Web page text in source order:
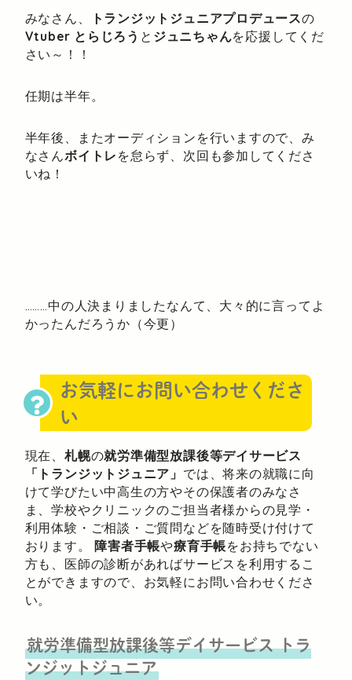
みなさん、 トランジットジュニアプロデュースの
Vtuber とらじろう と ジュニちゃんを応援してくだ
さい～！！
任期は半年。
半年後、またオーディションを行いますので、み
なさんボイトレ を怠らず、次回も参加してくださ
いね！
………中の人決まりましたなんて、大々的に言ってよ
かったんだろうか（今更）
お気軽にお問い合わせくださ
い
現在、 札幌の就労準備型放課後等デイサービス
「トランジットジュニア」 では、将来の就職に向
けて学びたい中高生の方やその保護者のみなさ
ま、学校やクリニックのご担当者様からの見学・
利用体験・ご相談・ご質問などを随時受け付けて
おります。 障害者手帳や療育手帳をお持ちでない
方も、医師の診断があればサービスを利用するこ
とができますので、お気軽にお問い合わせくださ
い。
就労準備型放課後等デイサービストラ
ンジットジュニア